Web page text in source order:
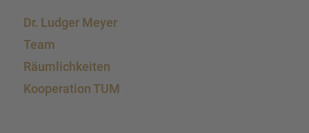
Dr. Ludger Meyer
Team
Räumlich­kei­ten
Koope­ra­tion TUM